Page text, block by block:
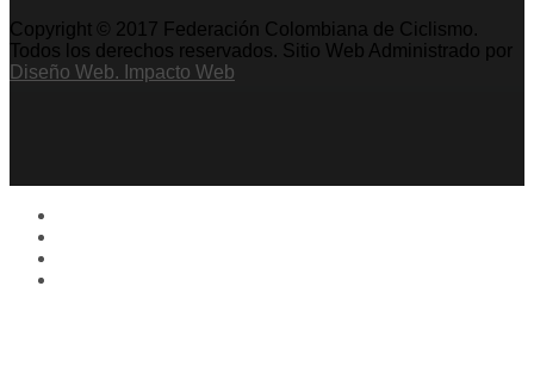
Copyright © 2017 Federación Colombiana de Ciclismo.
Todos los derechos reservados. Sitio Web Administrado por
Diseño Web. Impacto Web